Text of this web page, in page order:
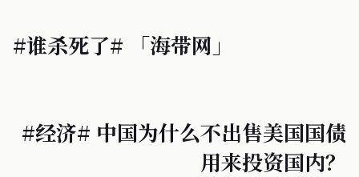
#谁杀死了# 「海带网」
#经济# 中国为什么不出售美国国债
用来投资国内？